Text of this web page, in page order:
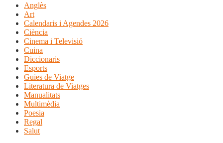
Anglès
Art
Calendaris i Agendes 2026
Ciència
Cinema i Televisió
Cuina
Diccionaris
Esports
Guies de Viatge
Literatura de Viatges
Manualitats
Multimèdia
Poesia
Regal
Salut